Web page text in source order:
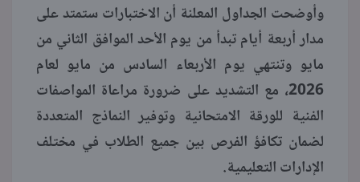
وأوضحت الجداول المعلنة أن الاختبارات ستمتد على
مدار أربعة أيام تبدأ من يوم الأحد الموافق الثاني من
مايو وتنتهي يوم الأربعاء السادس من مايو لعام
2026، مع التشديد على ضرورة مراعاة المواصفات
الفنية للورقة الامتحانية وتوفير النماذج المتعددة
لضمان تكافؤ الفرص بين جميع الطلاب في مختلف
الإدارات التعليمية.